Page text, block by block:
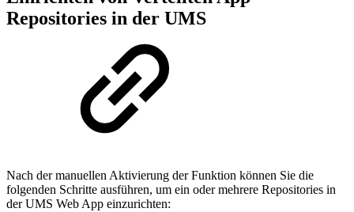
Repositories in der UMS
Nach der manuellen Aktivierung der Funktion können Sie die
folgenden Schritte ausführen, um ein oder mehrere Repositories in
der UMS Web App einzurichten: